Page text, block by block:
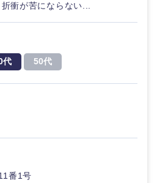
衝が苦にならない...
代 50代
番1号